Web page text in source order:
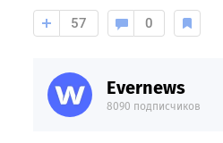
57 0
Evernews
8090 подписчиков